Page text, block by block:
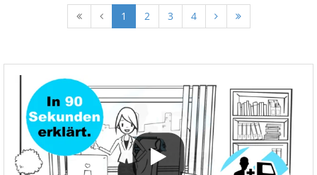
1 2 3 4